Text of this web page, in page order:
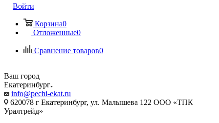
Войти
Корзина0
Отложенные0
Сравнение товаров0
Ваш город
Екатеринбург
info@pechi-ekat.ru
620078 г Екатеринбург, ул. Малышева 122 ООО «ТПК
Уралтрейд»